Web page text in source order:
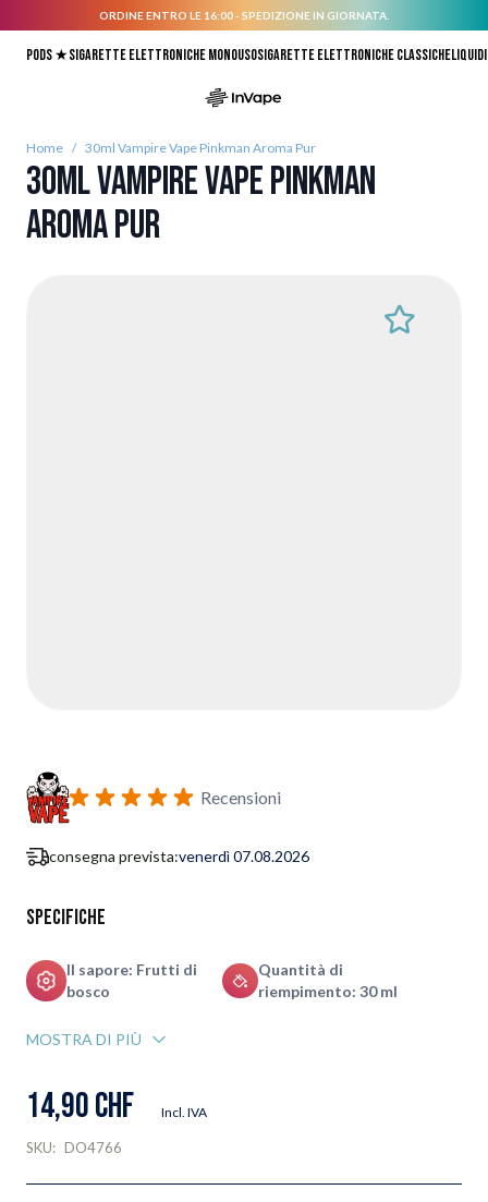
ORDINE ENTRO LE 16:00 - SPEDIZIONE IN GIORNATA.
Pods ★Sigarette elettroniche monousoSigarette elettroniche classiche
Home / 30ml Vampire Vape Pinkman Aroma Pur
30ml Vampire Vape Pinkman
Aroma Pur
Recensioni
consegna prevista:venerdì 07.08.2026
Specifiche
Il sapore: Frutti di
bosco
Quantità di
riempimento: 30 ml
MOSTRA DI PIÙ
14,90 CHF Incl. IVA
SKU: DO4766